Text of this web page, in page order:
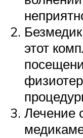
этот
Лечение